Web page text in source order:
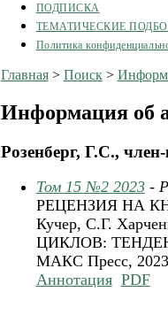
ПОДПИСКА
ТЕМАТИЧЕСКИЕ
Политика
Главная> Поиск>
Информация об
Розенберг, Г.С.,
Том 15 №2 2023-
РЕЦЕНЗИЯ НА
Кучер, С.Г.
ЦИКЛОВ:
МАКС Пресс, 2023
Аннотация PDF